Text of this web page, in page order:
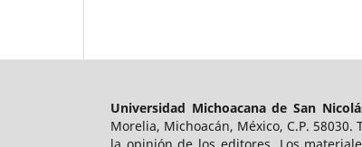
Universidad Michoacana de San
Morelia, Michoacán, México, C.P.